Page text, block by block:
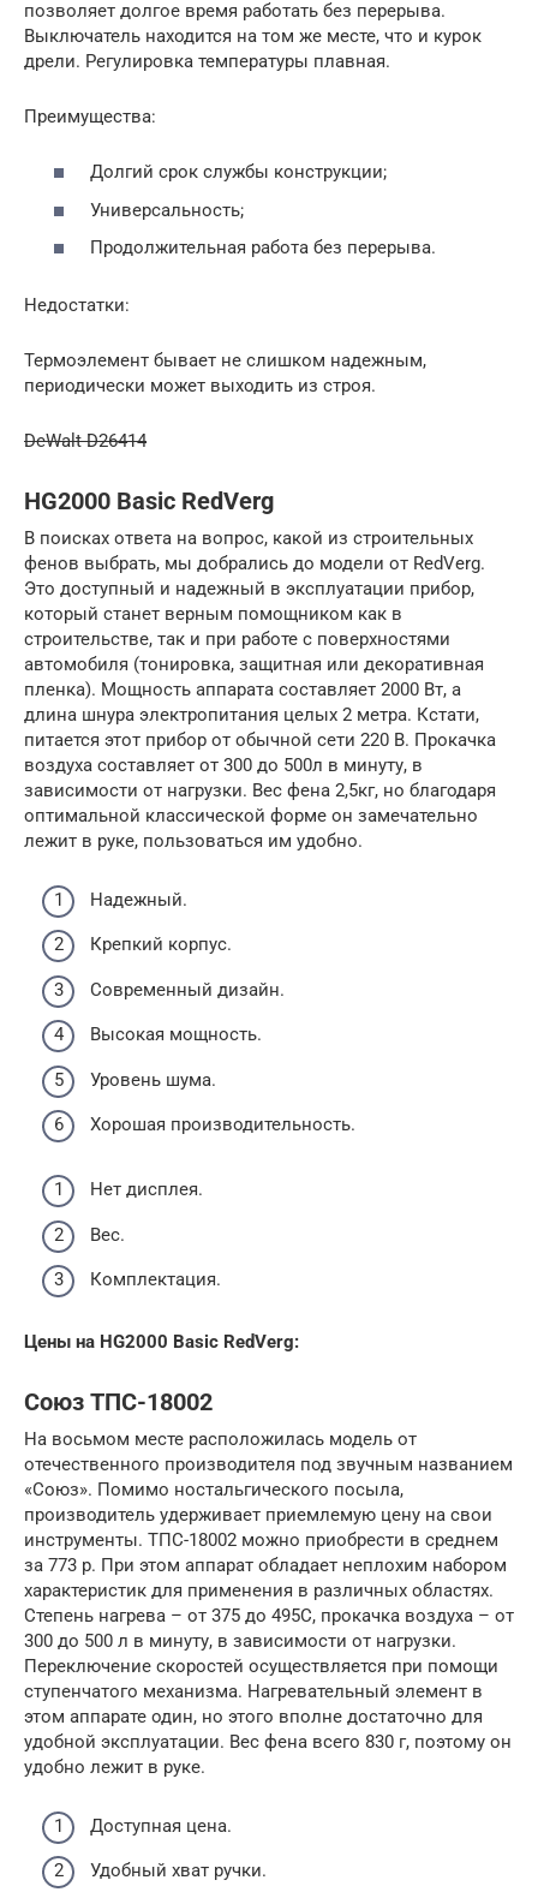
позволяет долгое время работать без перерыва.
Выключатель находится на том же месте, что и курок
дрели. Регулировка температуры плавная.
Преимущества:
Долгий срок службы конструкции;
Универсальность;
Продолжительная работа без перерыва.
Недостатки:
Термоэлемент бывает не слишком надежным,
периодически может выходить из строя.
DeWalt D26414
HG2000 Basic RedVerg
В поисках ответа на вопрос, какой из строительных
фенов выбрать, мы добрались до модели от RedVerg.
Это доступный и надежный в эксплуатации прибор,
который станет верным помощником как в
строительстве, так и при работе с поверхностями
автомобиля (тонировка, защитная или декоративная
пленка). Мощность аппарата составляет 2000 Вт, а
длина шнура электропитания целых 2 метра. Кстати,
питается этот прибор от обычной сети 220 В. Прокачка
воздуха составляет от 300 до 500л в минуту, в
зависимости от нагрузки. Вес фена 2,5кг, но благодаря
оптимальной классической форме он замечательно
лежит в руке, пользоваться им удобно.
Надежный.
Крепкий корпус.
Современный дизайн.
Высокая мощность.
Уровень шума.
Хорошая производительность.
Нет дисплея.
Вес.
Комплектация.
Цены на HG2000 Basic RedVerg:
Союз ТПС-18002
На восьмом месте расположилась модель от
отечественного производителя под звучным названием
«Союз». Помимо ностальгического посыла,
производитель удерживает приемлемую цену на свои
инструменты. ТПС-18002 можно приобрести в среднем
за 773 р. При этом аппарат обладает неплохим набором
характеристик для применения в различных областях.
Степень нагрева – от 375 до 495С, прокачка воздуха – от
300 до 500 л в минуту, в зависимости от нагрузки.
Переключение скоростей осуществляется при помощи
ступенчатого механизма. Нагревательный элемент в
этом аппарате один, но этого вполне достаточно для
удобной эксплуатации. Вес фена всего 830 г, поэтому он
удобно лежит в руке.
Доступная цена.
Удобный хват ручки.